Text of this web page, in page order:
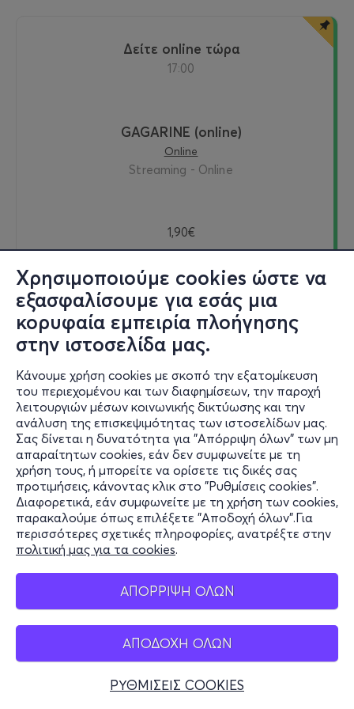
Χρησιμοποιούμε cookies ώστε να
εξασφαλίσουμε για εσάς μια
κορυφαία εμπειρία πλοήγησης
στην ιστοσελίδα μας.
Κάνουμε χρήση cookies με σκοπό την εξατομίκευση
του περιεχομένου και των διαφημίσεων, την παροχή
λειτουργιών μέσων κοινωνικής δικτύωσης και την
ανάλυση της επισκεψιμότητας των ιστοσελίδων μας.
Σας δίνεται η δυνατότητα για "Απόρριψη όλων" των μη
απαραίτητων cookies, εάν δεν συμφωνείτε με τη
χρήση τους, ή μπορείτε να ορίσετε τις δικές σας
προτιμήσεις, κάνοντας κλικ στο "Ρυθμίσεις cookies".
Διαφορετικά, εάν συμφωνείτε με τη χρήση των cookies,
παρακαλούμε όπως επιλέξετε "Αποδοχή όλων".Για
περισσότερες σχετικές πληροφορίες, ανατρέξτε στην
πολιτική μας για τα cookies.
ΑΠΟΡΡΙΨΗ ΟΛΩΝ
ΑΠΟΔΟΧΗ ΟΛΩΝ
ΡΥΘΜΙΣΕΙΣ COOKIES
δείτε online τώρα
17:00
GAGARINE (online)
Online
Streaming - Online
1,90€
Δείτε online
Εισιτήρια